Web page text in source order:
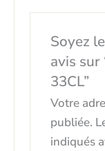
Soyez
avis sur
33CL”
Votre
publiée.
indiqués